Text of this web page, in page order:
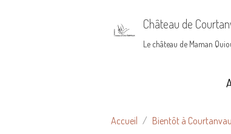
Château de
Le château de Maman
Accueil Bientôt à